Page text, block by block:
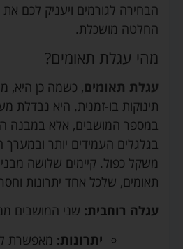
הבחירה לגורמים ויעניק לכם
החלטה מושכלת.
מהי עגלת תאומים?
עגלת תאומים, כשמה כן היא,
תינוקות בו-זמנית. היא נבדלת
במספר המושבים, אלא במבנה
בגלגלים העמידים יותר ובמערך
משקל כפול. קיימים שלושה
תאומים, שלכל אחד יתרונות
עגלה רוחבית: שני המושבים
יתרונות: מאפשרת